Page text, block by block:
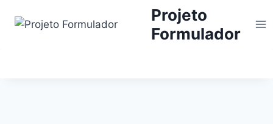
Projeto
Formulador